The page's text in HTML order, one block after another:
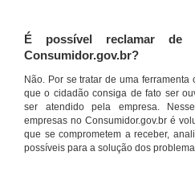
É possível reclamar de
Consumidor.gov.br?
Não. Por se tratar de uma
que o cidadão consiga de fato ser
ser atendido pela empresa.
empresas no Consumidor.gov.br é
que se comprometem a receber,
possíveis para a solução dos